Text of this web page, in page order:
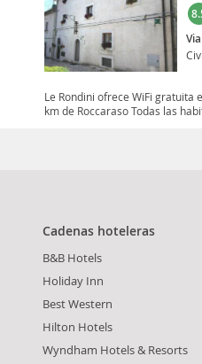
Le Rondini ofrece WiFi gratuita
km de Roccaraso Todas las
Cadenas hoteleras
B&B Hotels
Holiday Inn
Best Western
Hilton Hotels
Wyndham Hotels & Resorts